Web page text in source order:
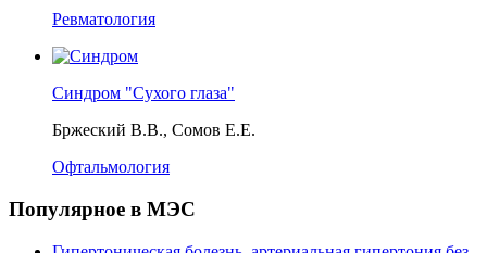
Ревматология
Синдром "Сухого глаза"
Бржеский В.В., Сомов Е.Е.
Офтальмология
Популярное в МЭС